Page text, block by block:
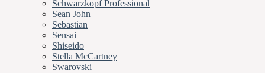
Schwarzkopf Professional
Sean John
Sebastian
Sensai
Shiseido
Stella McCartney
Swarovski